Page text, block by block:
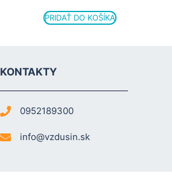
PRIDAŤ DO KOŠÍKA
KONTAKTY
0952189300
info@vzdusin.sk